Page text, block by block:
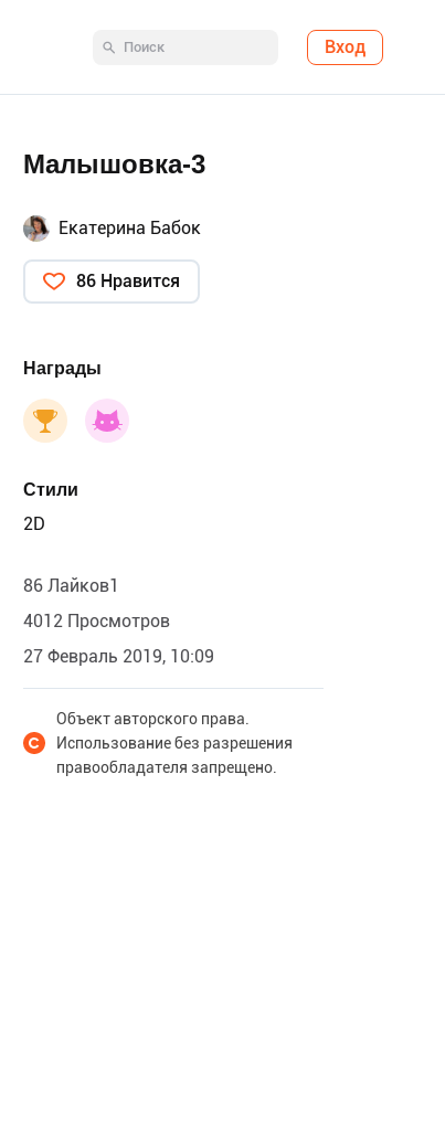
Вход
Малышовка-3
Екатерина Бабок
86 Нравится
Награды
Стили
2D
86 Лайков1
4012 Просмотров
27 Февраль 2019, 10:09
Объект авторского права.
Использование без разрешения
правообладателя запрещено.